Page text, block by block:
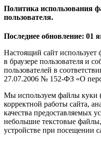
Политика использования
пользователя.
Последнее обновление: 01
Настоящий сайт
в браузере пользователя и
пользователей в
27.07.2006 № 152-ФЗ «О
Мы используем файлы куки
корректной работы сайта,
качества предоставляемых
небольшие текстовые
устройстве при посещении